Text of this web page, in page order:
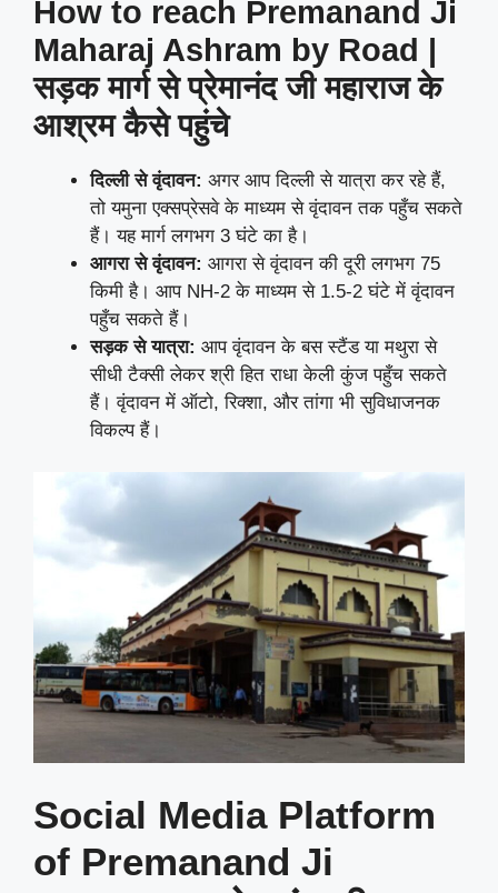
How to reach Premanand Ji
Maharaj Ashram by Road |
सड़क मार्ग से प्रेमानंद जी महाराज के
आश्रम कैसे पहुंचे
दिल्ली से वृंदावन: अगर आप दिल्ली से यात्रा कर रहे हैं,
तो यमुना एक्सप्रेसवे के माध्यम से वृंदावन तक पहुँच सकते
हैं। यह मार्ग लगभग 3 घंटे का है।
आगरा से वृंदावन: आगरा से वृंदावन की दूरी लगभग 75
किमी है। आप NH-2 के माध्यम से 1.5-2 घंटे में वृंदावन
पहुँच सकते हैं।
सड़क से यात्रा: आप वृंदावन के बस स्टैंड या मथुरा से
सीधी टैक्सी लेकर श्री हित राधा केली कुंज पहुँच सकते
हैं। वृंदावन में ऑटो, रिक्शा, और तांगा भी सुविधाजनक
विकल्प हैं।
Social Media Platform
of Premanand Ji